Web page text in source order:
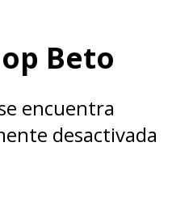
Beto
encuentra
desactivada